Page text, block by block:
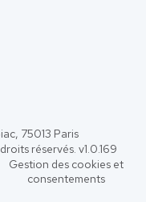
75013 Paris
réservés. v1.0.169
Gestion des cookies et
consentements